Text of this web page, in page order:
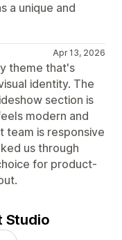
a unique and
Apr 13, 2026
theme that's
identity. The
section is
modern and
team is responsive
us through
for product-
Studio